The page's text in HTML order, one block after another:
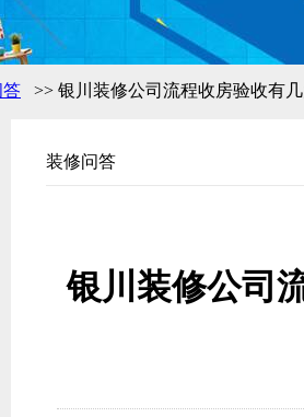
答 >> 银川装修公司流程收房验收有
装修问答
银川装修公司